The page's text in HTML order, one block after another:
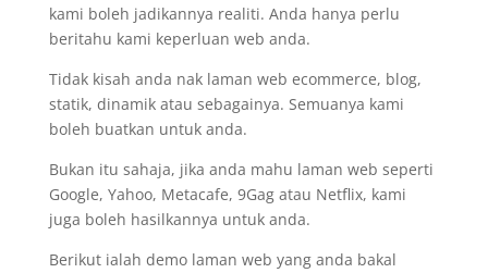
kami boleh jadikannya realiti. Anda hanya perlu
beritahu kami keperluan web anda.
Tidak kisah anda nak laman web ecommerce, blog,
statik, dinamik atau sebagainya. Semuanya kami
boleh buatkan untuk anda.
Bukan itu sahaja, jika anda mahu laman web seperti
Google, Yahoo, Metacafe, 9Gag atau Netflix, kami
juga boleh hasilkannya untuk anda.
Berikut ialah demo laman web yang anda bakal